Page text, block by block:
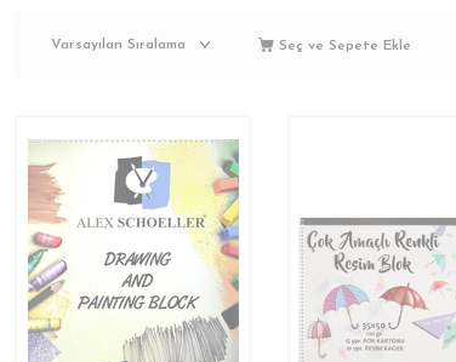
Seç ve Sepete Ekle